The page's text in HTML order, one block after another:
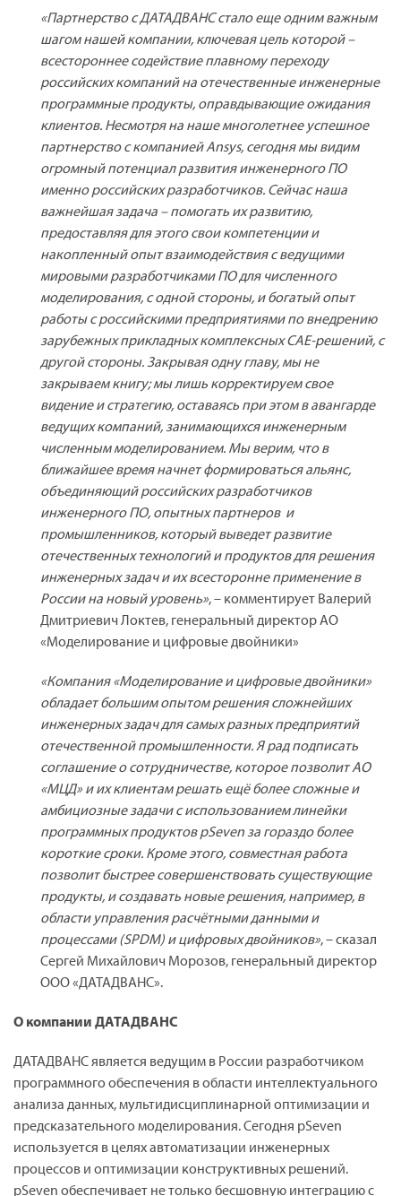
«Партнерство с ДАТАДВАНС стало еще одним важным
шагом нашей компании, ключевая цель которой –
всестороннее содействие плавному переходу
российских компаний на отечественные инженерные
программные продукты, оправдывающие ожидания
клиентов. Несмотря на наше многолетнее успешное
партнерство с компанией Ansys, сегодня мы видим
огромный потенциал развития инженерного ПО
именно российских разработчиков. Сейчас наша
важнейшая задача – помогать их развитию,
предоставляя для этого свои компетенции и
накопленный опыт взаимодействия с ведущими
мировыми разработчиками ПО для численного
моделирования, с одной стороны, и богатый опыт
работы с российскими предприятиями по внедрению
зарубежных прикладных комплексных CAE-решений, с
другой стороны. Закрывая одну главу, мы не
закрываем книгу; мы лишь корректируем свое
видение и стратегию, оставаясь при этом в авангарде
ведущих компаний, занимающихся инженерным
численным моделированием. Мы верим, что в
ближайшее время начнет формироваться альянс,
объединяющий российских разработчиков
инженерного ПО, опытных партнеров и
промышленников, который выведет развитие
отечественных технологий и продуктов для решения
инженерных задач и их всесторонне применение в
России на новый уровень», – комментирует Валерий
Дмитриевич Локтев, генеральный директор АО
«Моделирование и цифровые двойники»
«Компания «Моделирование и цифровые двойники»
обладает большим опытом решения сложнейших
инженерных задач для самых разных предприятий
отечественной промышленности. Я рад подписать
соглашение о сотрудничестве, которое позволит АО
«МЦД» и их клиентам решать ещё более сложные и
амбициозные задачи с использованием линейки
программных продуктов pSeven за гораздо более
короткие сроки. Кроме этого, совместная работа
позволит быстрее совершенствовать существующие
продукты, и создавать новые решения, например, в
области управления расчётными данными и
процессами (SPDM) и цифровых двойников», – сказал
Сергей Михайлович Морозов, генеральный директор
ООО «ДАТАДВАНС».
О компании ДАТАДВАНС
ДАТАДВАНС является ведущим в России разработчиком
программного обеспечения в области интеллектуального
анализа данных, мультидисциплинарной оптимизации и
предсказательного моделирования. Сегодня pSeven
используется в целях автоматизации инженерных
процессов и оптимизации конструктивных решений.
pSeven обеспечивает не только бесшовную интеграцию с